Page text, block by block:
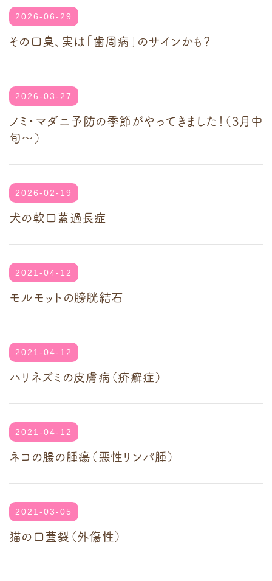
2026-06-29
その口臭、実は「歯周病」のサインかも？
2026-03-27
ノミ・マダニ予防の季節がやってきました！（3月中
旬～）
2026-02-19
犬の軟口蓋過長症
2021-04-12
モルモットの膀胱結石
2021-04-12
ハリネズミの皮膚病（疥癬症）
2021-04-12
ネコの腸の腫瘍（悪性リンパ腫）
2021-03-05
猫の口蓋裂（外傷性）